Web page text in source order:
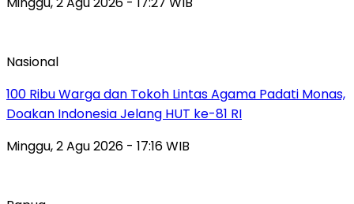
Nasional
100 Ribu Warga dan Tokoh Lintas Agama Padati Monas,
Doakan Indonesia Jelang HUT ke-81 RI
Minggu, 2 Agu 2026 - 17:16 WIB